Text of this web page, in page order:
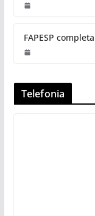
FAPESP
Telefonia